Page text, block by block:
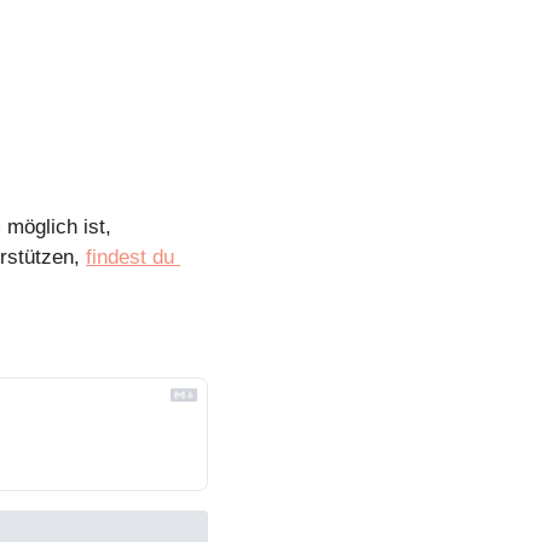
möglich ist,
findest du